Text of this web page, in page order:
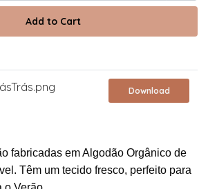
Download
fabricadas em Algodão Orgânico de
Têm um tecido fresco, perfeito para